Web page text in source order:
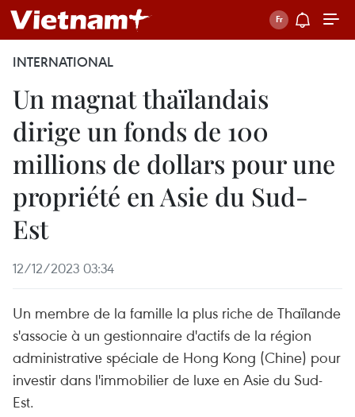
INTERNATIONAL
Un magnat thaïlandais
dirige un fonds de 100
millions de dollars pour une
propriété en Asie du Sud-
Est
12/12/2023 03:34
Un membre de la famille la plus riche de Thaïlande
s'associe à un gestionnaire d'actifs de la région
administrative spéciale de Hong Kong (Chine) pour
investir dans l'immobilier de luxe en Asie du Sud-
Est.